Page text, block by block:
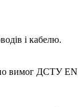
і кабелю.
вимог ДСТУ EN